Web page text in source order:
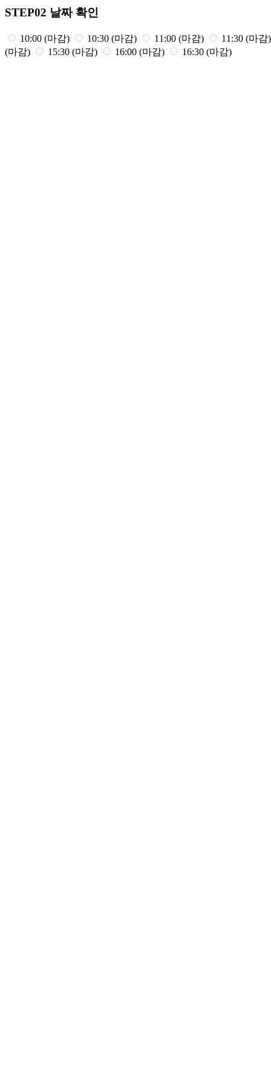
STEP02 날짜 확인
10:00 (마감) 10:30 (마감) 11:00 (마감)
11:30 (마
(마감)
15:30 (마감) 16:00 (마감) 16:30 (마감)